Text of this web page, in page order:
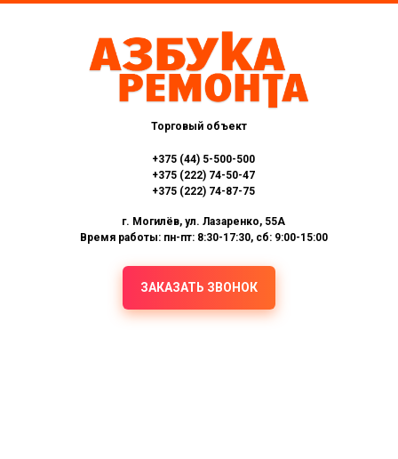
Торговый объект
+375 (44) 5-500-500
+375 (222) 74-50-47
+375 (222) 74-87-75
г. Могилёв, ул. Лазаренко, 55А
Время работы: пн-пт: 8:30-17:30, сб: 9:00-15:00
ЗАКАЗАТЬ ЗВОНОК